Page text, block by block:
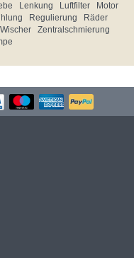
Lenkung Luftfilter
Motor
Regulierung
Räder
Wischer
Zentralschmierung